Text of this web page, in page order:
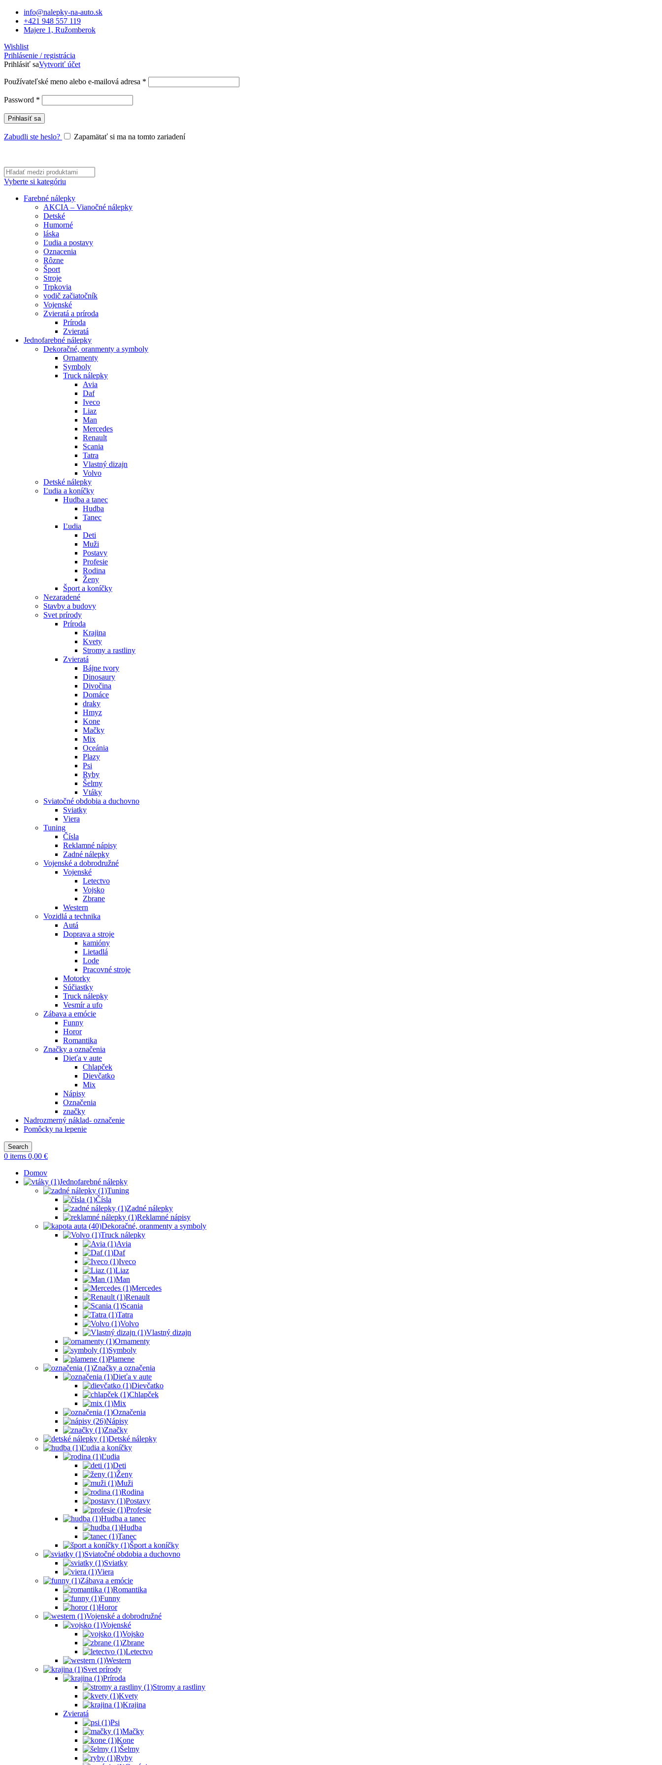
info@nalepky-na-auto.sk
+421 948 557 119
Majere 1, Ružomberok
Wishlist
Prihlásenie / registrácia
Prihlásiť saVytvoriť účet
Používateľské meno alebo e-mailová adresa *
Password *
Prihlasíť sa
Zabudli ste heslo? Zapamätať si ma na tomto zariadení
Vyberte si kategóriu
Farebné nálepky
AKCIA – Vianočné nálepky
Detské
Humorné
láska
Ľudia a postavy
Oznacenia
Rôzne
Šport
Stroje
Trpkovia
vodič začiatočník
Vojenské
Zvieratá a príroda
Príroda
Zvieratá
Jednofarebné nálepky
Dekoračné, oranmenty a symboly
Ornamenty
Symboly
Truck nálepky
Avia
Daf
Iveco
Liaz
Man
Mercedes
Renault
Scania
Tatra
Vlastný dizajn
Volvo
Detské nálepky
Ľudia a koníčky
Hudba a tanec
Hudba
Tanec
Ľudia
Deti
Muži
Postavy
Profesie
Rodina
Ženy
Šport a koníčky
Nezaradené
Stavby a budovy
Svet prírody
Príroda
Krajina
Kvety
Stromy a rastliny
Zvieratá
Bájne tvory
Dinosaury
Divočina
Domáce
draky
Hmyz
Kone
Mačky
Mix
Oceánia
Plazy
Psi
Ryby
Šelmy
Vtáky
Sviatočné obdobia a duchovno
Sviatky
Viera
Tuning
Čísla
Reklamné nápisy
Zadné nálepky
Vojenské a dobrodružné
Vojenské
Letectvo
Vojsko
Zbrane
Western
Vozidlá a technika
Autá
Doprava a stroje
kamióny
Lietadlá
Lode
Pracovné stroje
Motorky
Súčiastky
Truck nálepky
Vesmír a ufo
Zábava a emócie
Funny
Horor
Romantika
Značky a označenia
Dieťa v aute
Chlapček
Dievčatko
Mix
Nápisy
Označenia
značky
Nadrozmerný náklad- označenie
Pomôcky na lepenie
Search
0 items 0,00 €
Domov
Jednofarebné nálepky
Tuning
Čísla
Zadné nálepky
Reklamné nápisy
Dekoračné, oranmenty a symboly
Truck nálepky
Avia
Daf
Iveco
Liaz
Man
Mercedes
Renault
Scania
Tatra
Volvo
Vlastný dizajn
Ornamenty
Symboly
Plamene
Značky a označenia
Dieťa v aute
Dievčatko
Chlapček
Mix
Označenia
Nápisy
Značky
Detské nálepky
Ľudia a koníčky
Ľudia
Deti
Ženy
Muži
Rodina
Postavy
Profesie
Hudba a tanec
Hudba
Tanec
Šport a koníčky
Sviatočné obdobia a duchovno
Sviatky
Viera
Zábava a emócie
Romantika
Funny
Horor
Vojenské a dobrodružné
Vojenské
Vojsko
Zbrane
Letectvo
Western
Svet prírody
Príroda
Stromy a rastliny
Kvety
Krajina
Zvieratá
Psi
Mačky
Kone
Šelmy
Ryby